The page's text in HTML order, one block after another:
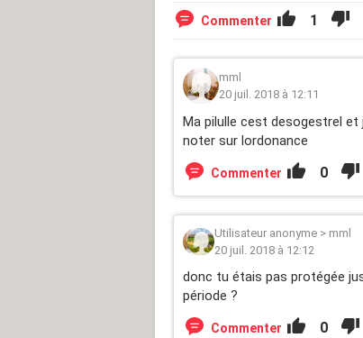
Commenter 1
mml
20 juil. 2018 à 12:11
Ma pilulle cest desogestrel
noter sur lordonance
Commenter 0
Utilisateur anonyme > mml
20 juil. 2018 à 12:12
donc tu étais pas protégée
période ?
Commenter 0